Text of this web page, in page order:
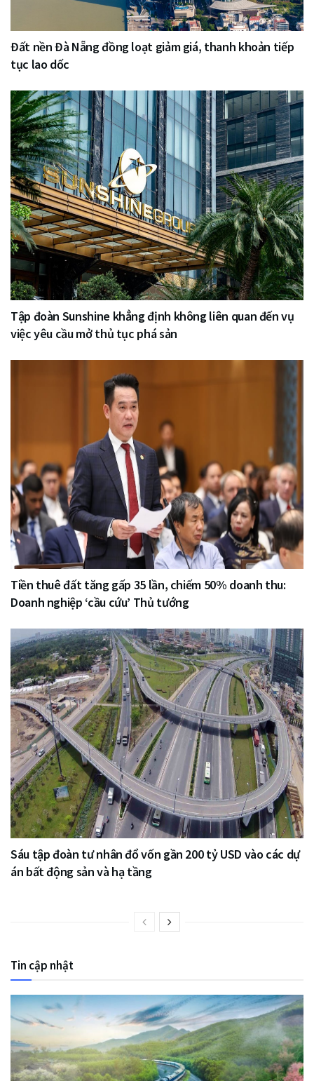
Đất nền Đà Nẵng đồng loạt giảm giá, thanh khoản tiếp
tục lao dốc
Tập đoàn Sunshine khẳng định không liên quan đến vụ
việc yêu cầu mở thủ tục phá sản
Tiền thuê đất tăng gấp 35 lần, chiếm 50% doanh thu:
Doanh nghiệp ‘cầu cứu’ Thủ tướng
Sáu tập đoàn tư nhân đổ vốn gần 200 tỷ USD vào các dự
án bất động sản và hạ tầng
Tin cập nhật